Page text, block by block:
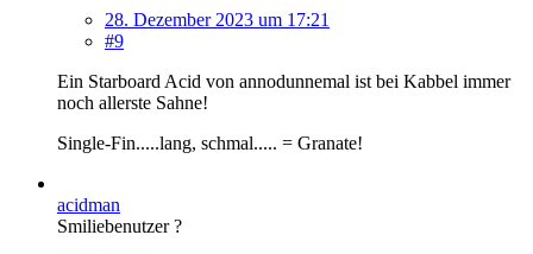
28. Dezember 2023 um 17:21
#9
Ein Starboard Acid von annodunnemal ist bei Kabbel immer
noch allerste Sahne!
Single-Fin.....lang, schmal..... = Granate!
acidman
Smiliebenutzer ?